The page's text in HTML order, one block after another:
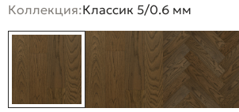
Коллекция:Классик 5/0.6 мм